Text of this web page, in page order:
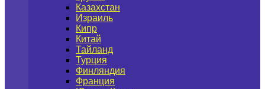
Казахстан
Израиль
Кипр
Китай
Тайланд
Турция
Финляндия
Франция